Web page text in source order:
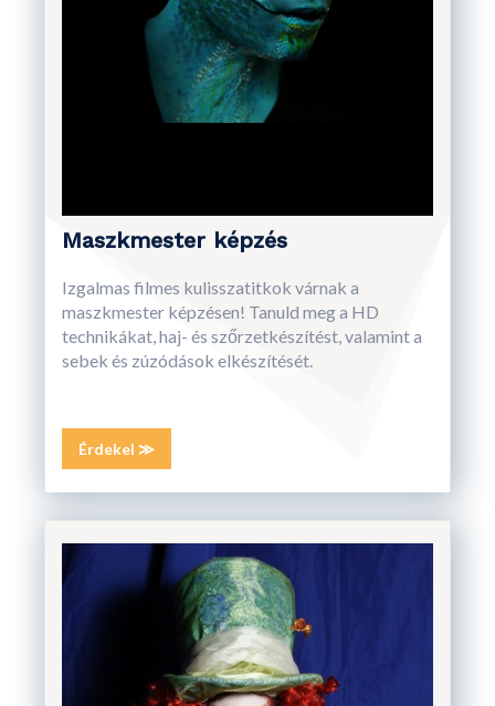
Maszkmester képzés
Izgalmas filmes kulisszatitkok várnak a
maszkmester képzésen! Tanuld meg a HD
technikákat, haj- és szőrzetkészítést, valamint a
sebek és zúzódások elkészítését.
Érdekel ≫